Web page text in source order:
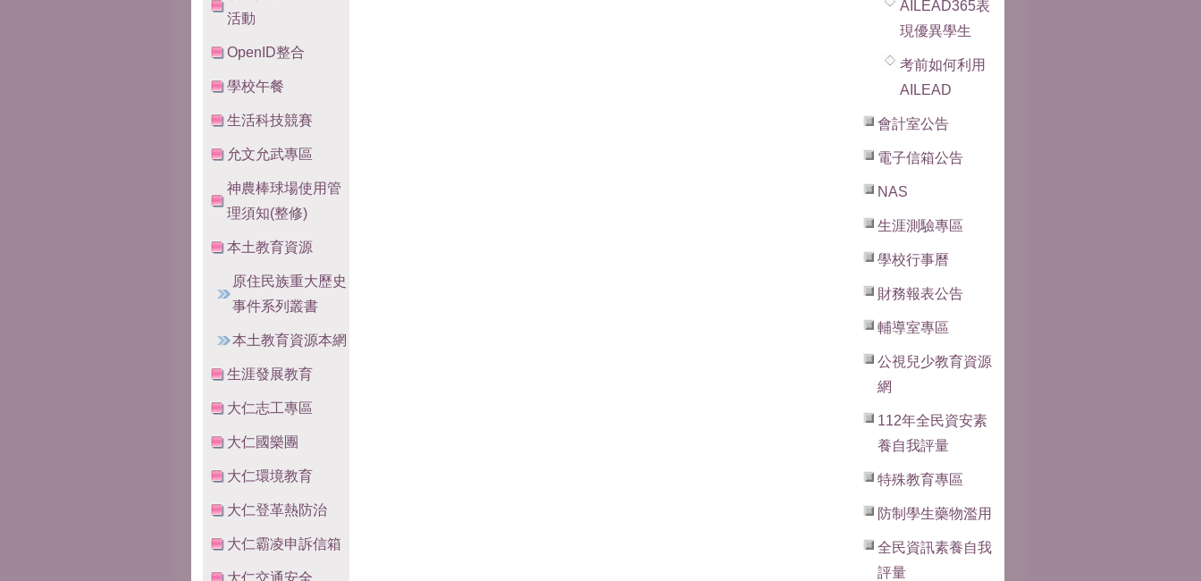
活動
OpenID整合
學校午餐
生活科技競賽
允文允武專區
神農棒球場使用管
理須知(整修)
本土教育資源
原住民族重大歷史
事件系列叢書
本土教育資源本網
生涯發展教育
大仁志工專區
大仁國樂團
大仁環境教育
大仁登革熱防治
大仁霸凌申訴信箱
大仁交通安全
AILEAD365表
現優異學生
考前如何利用
AILEAD
會計室公告
電子信箱公告
NAS
生涯測驗專區
學校行事曆
財務報表公告
輔導室專區
公視兒少教育資源
網
112年全民資安素
養自我評量
特殊教育專區
防制學生藥物濫用
全民資訊素養自我
評量